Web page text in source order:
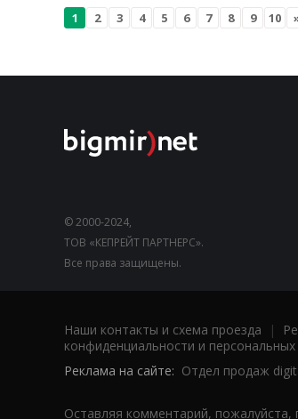
1 2 3 4 5 6 7 8 9 10
© 2000-2024,
ТОВ «КЕПРЕЙТ ПАРТНЕРС».
Все права защищены.
Наши контакты и схема проезда |
конфиденциальности и
Реклама на сайте: Отдел продаж
Оставляя комментарий,